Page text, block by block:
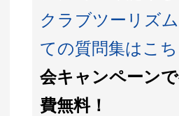
クラブツーリズ
ての質問集はこ
会キャンペーン
費無料！